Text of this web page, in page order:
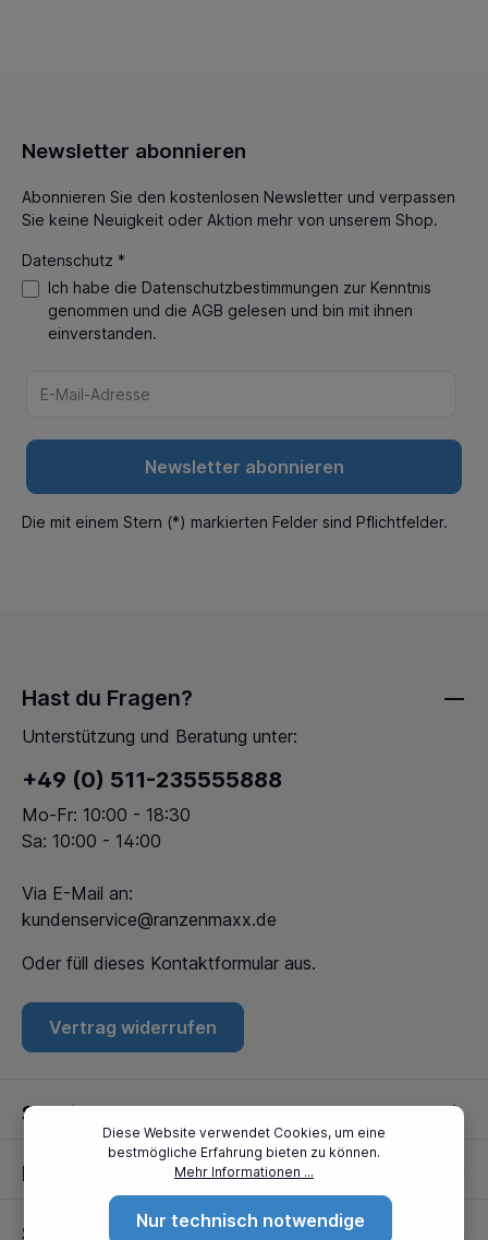
Newsletter abonnieren
Abonnieren Sie den kostenlosen Newsletter und verpassen
Sie keine Neuigkeit oder Aktion mehr von unserem Shop.
Datenschutz *
Ich habe die Datenschutzbestimmungen zur Kenntnis
genommen und die AGB gelesen und bin mit ihnen
einverstanden.
Newsletter abonnieren
Die mit einem Stern (*) markierten Felder sind Pflichtfelder.
Standorte
Hast du Fragen?
Unterstützung und Beratung unter:
+49 (0) 511-235555888
Mo-Fr: 10:00 - 18:30
Sa: 10:00 - 14:00
Via E-Mail an:
kundenservice@ranzenmaxx.de
Oder füll dieses Kontaktformular aus.
Vertrag widerrufen
Service
Informationen
Diese Website verwendet Cookies, um eine
bestmögliche Erfahrung bieten zu können.
Mehr Informationen ...
Nur technisch notwendige